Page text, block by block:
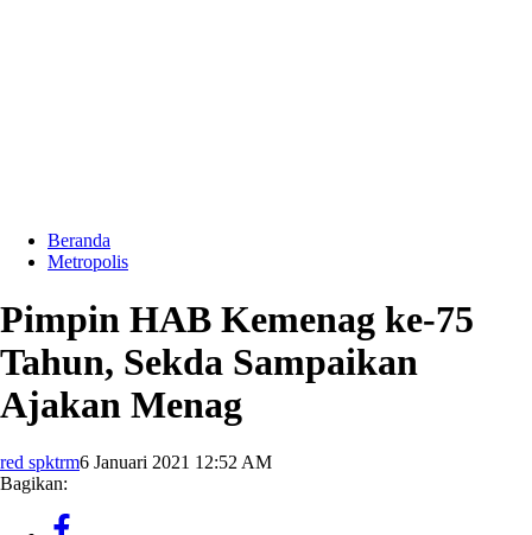
Beranda
Metropolis
Pimpin HAB Kemenag ke-75
Tahun, Sekda Sampaikan
Ajakan Menag
red spktrm6 Januari 2021 12:52 AM
Bagikan: